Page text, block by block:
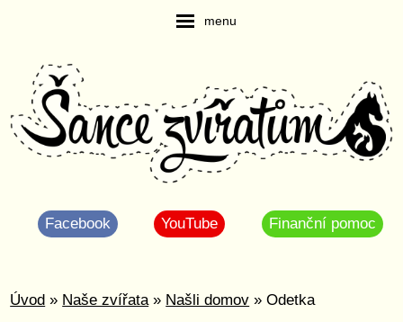
menu
Facebook YouTube Finanční pomoc
Úvod » Naše zvířata» Našli domov » Odetka